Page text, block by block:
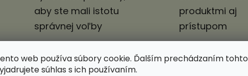
web používa súbory cookie. Ďalším prechádzaním
súhlas s ich používaním.
aby ste mali istotu
správnej voľby
produktmi aj
prístupom